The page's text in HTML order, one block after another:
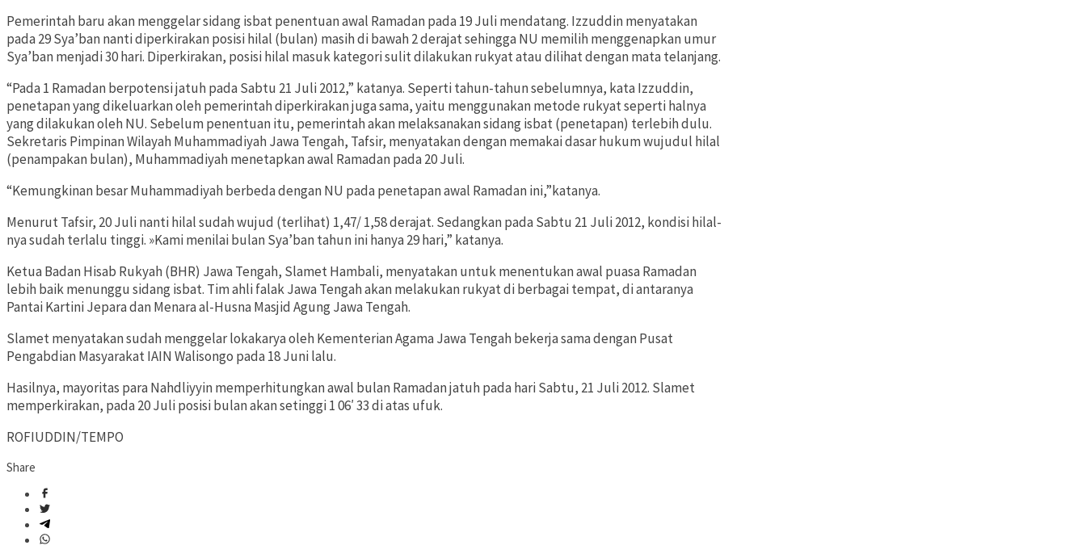
Pemerintah baru akan menggelar sidang isbat penentuan awal Ramadan pada 19 Juli mendatang. Izzuddin menyatakan
pada 29 Sya’ban nanti diperkirakan posisi hilal (bulan) masih di bawah 2 derajat sehingga NU memilih menggenapkan umur
Sya’ban menjadi 30 hari. Diperkirakan, posisi hilal masuk kategori sulit dilakukan rukyat atau dilihat dengan mata telanjang.
“Pada 1 Ramadan berpotensi jatuh pada Sabtu 21 Juli 2012,” katanya. Seperti tahun-tahun sebelumnya, kata Izzuddin,
penetapan yang dikeluarkan oleh pemerintah diperkirakan juga sama, yaitu menggunakan metode rukyat seperti halnya
yang dilakukan oleh NU. Sebelum penentuan itu, pemerintah akan melaksanakan sidang isbat (penetapan) terlebih dulu.
Sekretaris Pimpinan Wilayah Muhammadiyah Jawa Tengah, Tafsir, menyatakan dengan memakai dasar hukum wujudul hilal
(penampakan bulan), Muhammadiyah menetapkan awal Ramadan pada 20 Juli.
“Kemungkinan besar Muhammadiyah berbeda dengan NU pada penetapan awal Ramadan ini,”katanya.
Menurut Tafsir, 20 Juli nanti hilal sudah wujud (terlihat) 1,47/ 1,58 derajat. Sedangkan pada Sabtu 21 Juli 2012, kondisi hilal-
nya sudah terlalu tinggi. »Kami menilai bulan Sya’ban tahun ini hanya 29 hari,” katanya.
Ketua Badan Hisab Rukyah (BHR) Jawa Tengah, Slamet Hambali, menyatakan untuk menentukan awal puasa Ramadan
lebih baik menunggu sidang isbat. Tim ahli falak Jawa Tengah akan melakukan rukyat di berbagai tempat, di antaranya
Pantai Kartini Jepara dan Menara al-Husna Masjid Agung Jawa Tengah.
Slamet menyatakan sudah menggelar lokakarya oleh Kementerian Agama Jawa Tengah bekerja sama dengan Pusat
Pengabdian Masyarakat IAIN Walisongo pada 18 Juni lalu.
Hasilnya, mayoritas para Nahdliyyin memperhitungkan awal bulan Ramadan jatuh pada hari Sabtu, 21 Juli 2012. Slamet
memperkirakan, pada 20 Juli posisi bulan akan setinggi 1 06′ 33 di atas ufuk.
ROFIUDDIN/TEMPO
Share